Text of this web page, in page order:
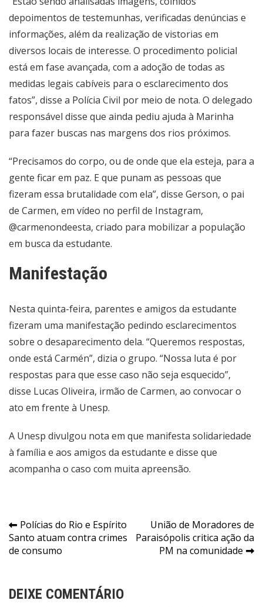
depoimentos de testemunhas, verificadas denúncias e
informações, além da realização de vistorias em
diversos locais de interesse. O procedimento policial
está em fase avançada, com a adoção de todas as
medidas legais cabíveis para o esclarecimento dos
fatos”, disse a Polícia Civil por meio de nota. O delegado
responsável disse que ainda pediu ajuda à Marinha
para fazer buscas nas margens dos rios próximos.
“Precisamos do corpo, ou de onde que ela esteja, para a
gente ficar em paz. E que punam as pessoas que
fizeram essa brutalidade com ela”, disse Gerson, o pai
de Carmen, em vídeo no perfil de Instagram,
@carmenondeesta, criado para mobilizar a população
em busca da estudante.
Manifestação
Nesta quinta-feira, parentes e amigos da estudante
fizeram uma manifestação pedindo esclarecimentos
sobre o desaparecimento dela. “Queremos respostas,
onde está Carmén”, dizia o grupo. “Nossa luta é por
respostas para que esse caso não seja esquecido”,
disse Lucas Oliveira, irmão de Carmen, ao convocar o
ato em frente à Unesp.
A Unesp divulgou nota em que manifesta solidariedade
à família e aos amigos da estudante e disse que
acompanha o caso com muita apreensão.
Navegação
de
Polícias do Rio e Espírito
Santo atuam contra crimes
de consumo
União de Moradores de
Paraisópolis critica ação da
PM na comunidade
DEIXE COMENTÁRIO